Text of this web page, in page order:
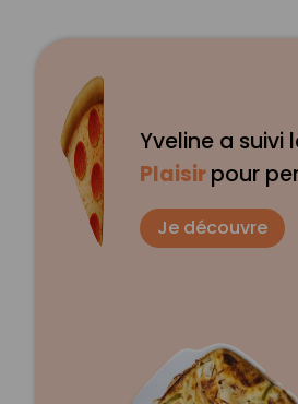
Yveline a suivi
Plaisirpour
Je découvre